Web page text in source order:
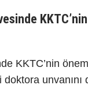
KKTC’nin
unvanını